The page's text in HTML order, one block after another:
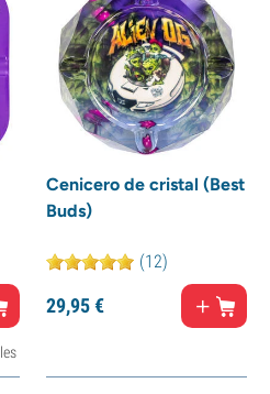
Cenicero de cristal (Best
Buds)
(12)
29,95€